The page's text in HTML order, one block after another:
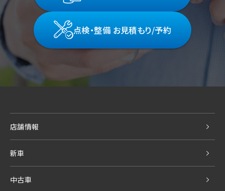
点検・整備 お見積もり/予約
店舗情報
新車
中古車